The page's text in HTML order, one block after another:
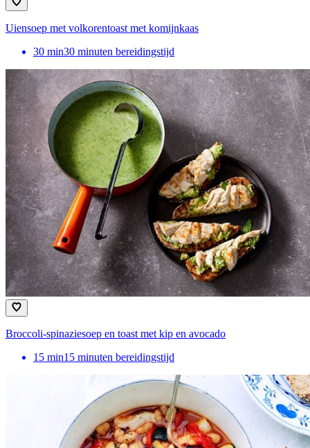
Uiensoep met volkorentoast met komijnkaas
30 min30 minuten bereidingstijd
Broccoli-spinaziesoep en toast met kip en avocado
15 min15 minuten bereidingstijd